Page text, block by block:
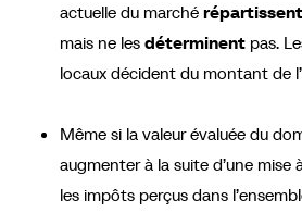
actuelle du marché répartissent
mais ne les déterminent pas.
locaux décident du montant de
Même si la valeur évaluée du
augmenter à la suite d’une mise
les impôts perçus dans